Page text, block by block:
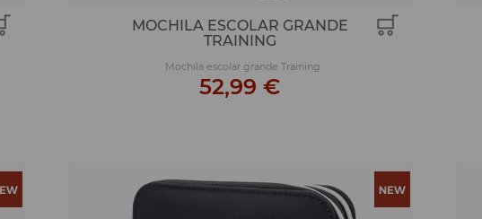
MOCHILA ESCOLAR GRANDE
TRAINING
Mochila escolar grande Training
52,99 €